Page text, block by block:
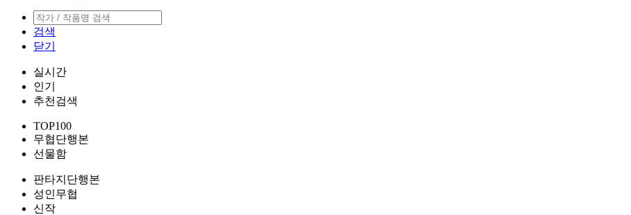
검색
닫기
실시간
인기
추천검색
TOP100
무협단행본
선물함
판타지단행본
성인무협
신작